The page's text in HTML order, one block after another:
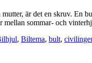
är det en skruv. En
mellan sommar- och
, Biltema, bult,